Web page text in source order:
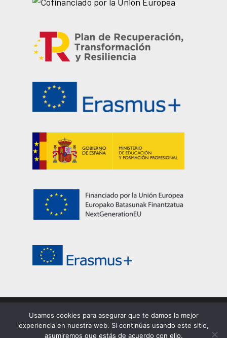
© 2026 EASDi Corella. Escuela de Arte y Superior de
Corella | Privacidad|Cookies |Aviso legal
Usamos cookies para asegurar que te damos la mejor
experiencia en nuestra web. Si continúas usando este sitio,
asumiremos que estás de acuerdo con ello.